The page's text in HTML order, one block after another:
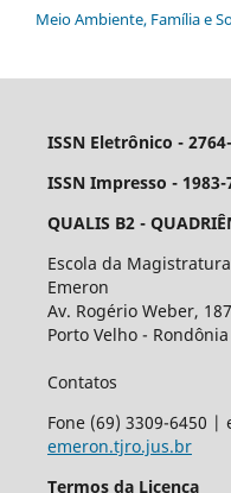
Meio Ambiente, Família e
ISSN Eletrônico -
ISSN Impresso -
QUALIS B2 -
Escola da
Emeron
Av. Rogério Weber,
Porto Velho -
Contatos
Fone (69) 3309-6450
emeron.tjro.jus.br
Termos da Licença